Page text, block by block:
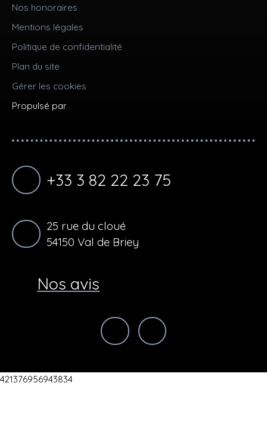
Nos honoraires
Mentions légales
Politique de confidentialité
Plan du site
Gérer les cookies
Propulsé par
+33 3 82 22 23 75
25 rue du cloué
54150 Val de Briey
Nos avis
421376956943834